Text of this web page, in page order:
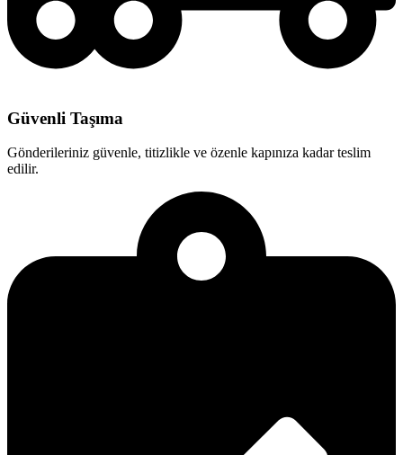
Güvenli Taşıma
Gönderileriniz güvenle, titizlikle ve özenle kapınıza kadar teslim
edilir.